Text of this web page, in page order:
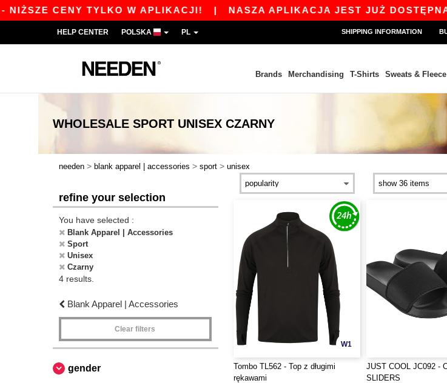
CENY TYLKO W APLIKACJI!| NASZA APLIKACJA JEST JUŻ DOSTĘPNA
HELP CENTER POLSKA PL SHIPPING INFORMATION
Brands Merchandising T-Shirts Sweats & Fleece
WHOLESALE SPORT UNISEX CZARNY
needen > blank apparel | accessories > sport > unisex
refine your selection
You have selected :
Blank Apparel | Accessories
Sport
Unisex
Czarny
4 results.
Blank Apparel | Accessories
Clear filters
gender
W1
Tombo TL562 - Top z długimi
rękawami
JUST COOL JC092 -
SLIDERS